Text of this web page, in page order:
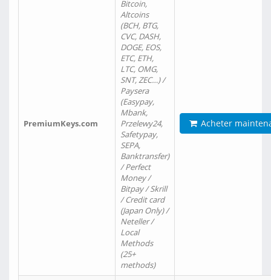
PremiumKeys.com
Bitcoin,
Altcoins
(BCH, BTG,
CVC, DASH,
DOGE, EOS,
ETC, ETH,
LTC, OMG,
SNT, ZEC…) /
Paysera
(Easypay,
Mbank,
Przelewy24,
Safetypay,
SEPA,
Banktransfer)
/ Perfect
Money /
Bitpay / Skrill
/ Credit card
(Japan Only) /
Neteller /
Local
Methods
(25+
methods)
Acheter